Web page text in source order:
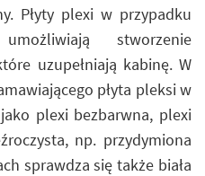
Płyty plexi w przypadku
stworzenie
uzupełniają kabinę. W
płyta pleksi w
plexi bezbarwna, plexi
np. przydymiona
sprawdza się także biała